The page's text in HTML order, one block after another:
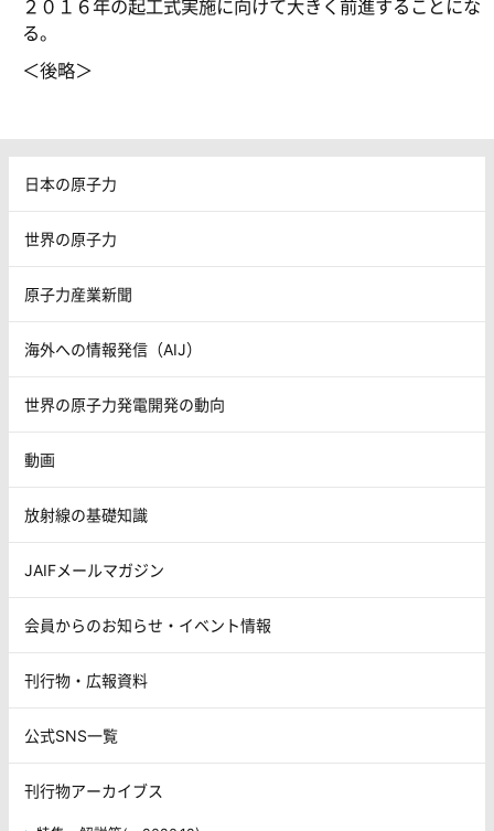
２０１６年の起工式実施に向けて大きく前進することにな
る。
＜後略＞
日本の原子力
世界の原子力
原子力産業新聞
海外への情報発信（AIJ）
世界の原子力発電開発の動向
動画
放射線の基礎知識
JAIFメールマガジン
会員からのお知らせ・イベント情報
刊行物・広報資料
公式SNS一覧
刊行物アーカイブス